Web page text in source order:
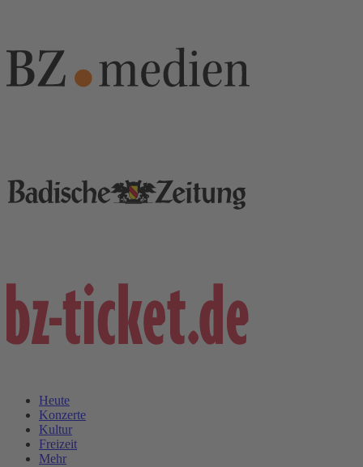
Heute
Konzerte
Kultur
Freizeit
Mehr